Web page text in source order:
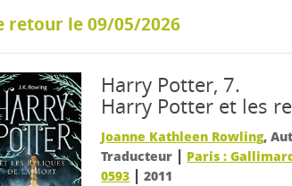
retour le 09/05/2026
Harry Potter, 7.
Harry Potter et les
Joanne Kathleen Rowling,
Traducteur | Paris :
0593 |2011